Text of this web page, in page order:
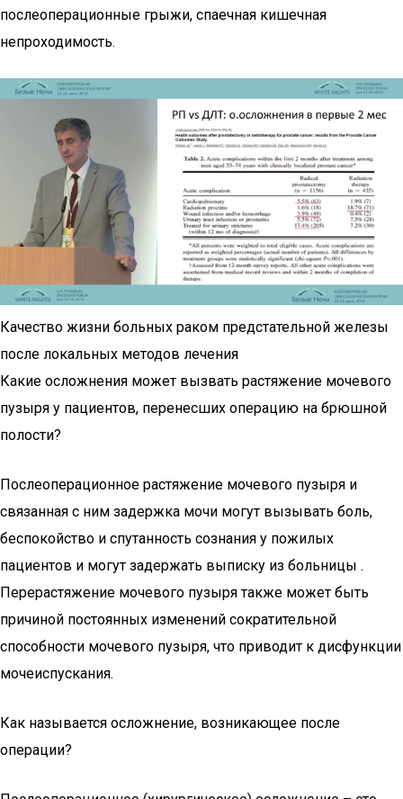
послеоперационные грыжи, спаечная кишечная
непроходимость.
Качество жизни больных раком предстательной железы
после локальных методов лечения
Какие осложнения может вызвать растяжение мочевого
пузыря у пациентов, перенесших операцию на брюшной
полости?
Послеоперационное растяжение мочевого пузыря и
связанная с ним задержка мочи могут вызывать боль,
беспокойство и спутанность сознания у пожилых
пациентов и могут задержать выписку из больницы .
Перерастяжение мочевого пузыря также может быть
причиной постоянных изменений сократительной
способности мочевого пузыря, что приводит к дисфункции
мочеиспускания.
Как называется осложнение, возникающее после
операции?